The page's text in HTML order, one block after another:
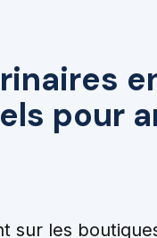
pour
sur les